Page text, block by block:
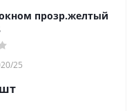
прозр.желтый
25